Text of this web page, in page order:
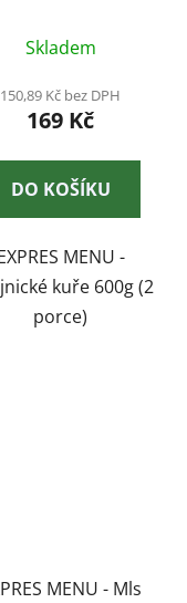
Skladem
150,89 Kč bez DPH
169 Kč
DO KOŠÍKU
MENU -
kuře 600g (2
porce)
MENU - Mls